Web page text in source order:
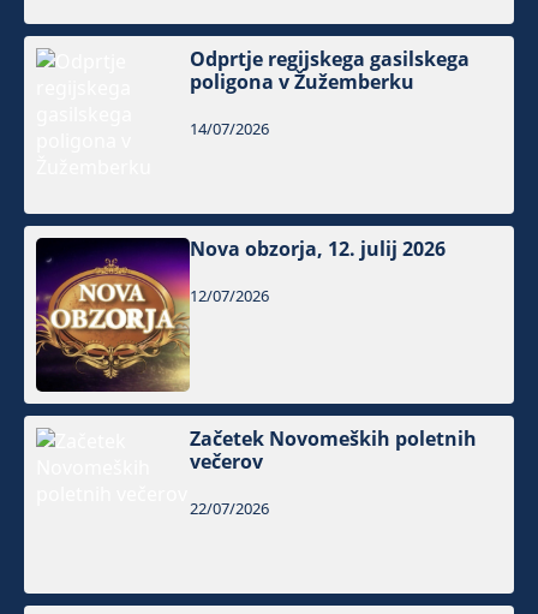
Odprtje regijskega gasilskega
poligona v Žužemberku
14/07/2026
Nova obzorja, 12. julij 2026
12/07/2026
Začetek Novomeških poletnih
večerov
22/07/2026